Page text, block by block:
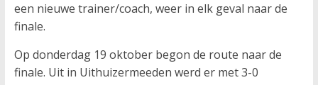
een nieuwe trainer/coach, weer in elk geval naar de
finale.
Op donderdag 19 oktober begon de route naar de
finale. Uit in Uithuizermeeden werd er met 3-0